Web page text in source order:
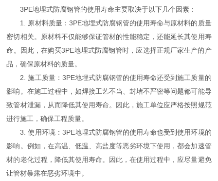
3PE地埋式防腐钢管的使用寿命主要取决于以下几个因素：
1. 原材料质量：3PE地埋式防腐钢管的使用寿命与原材料的质量
密切相关。原材料不仅能够保证管材的性能稳定，还能延长其使用寿
命。因此，在购买3PE地埋式防腐钢管时，应选择正规厂家生产的产
品，确保原材料的质量。
2. 施工质量：3PE地埋式防腐钢管的使用寿命还受到施工质量的
影响。在施工过程中，如焊接工艺不当、封堵不严密等问题都可能导
致管材泄漏，从而降低其使用寿命。因此，施工单位应严格按照规范
进行施工，确保工程质量。
3. 使用环境：3PE地埋式防腐钢管的使用寿命也受到使用环境的
影响。例如，在高温、低温、高盐度等恶劣环境下使用，都会加速管
材的老化过程，降低其使用寿命。因此，在使用过程中，应尽量避免
让管材暴露在恶劣环境中。